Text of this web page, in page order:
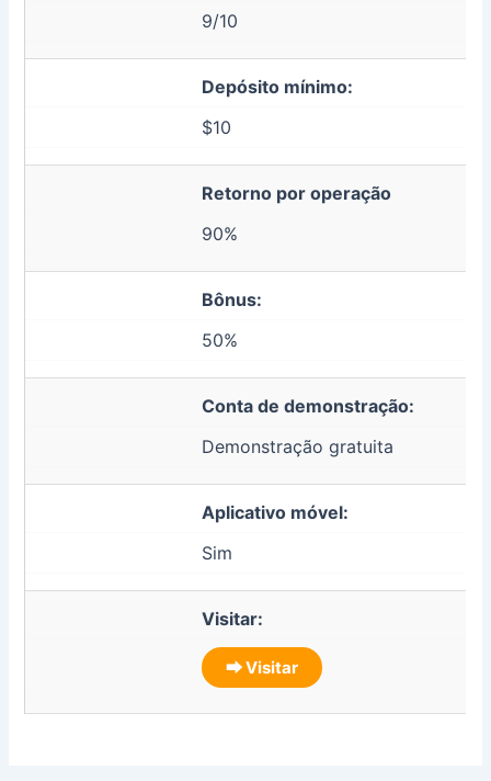
9/10
Depósito mínimo:
$10
Retorno por operação
90%
Bônus:
50%
Conta de demonstração:
Demonstração gratuita
Aplicativo móvel:
Sim
Visitar:
⮕ Visitar